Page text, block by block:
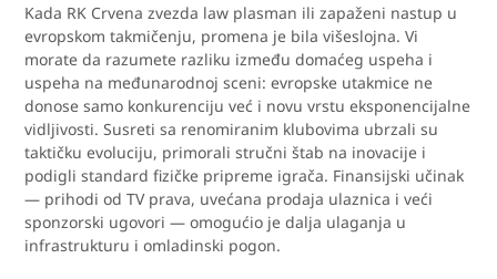
Kada RK Crvena zvezda law plasman ili zapaženi nastup u
evropskom takmičenju, promena je bila višeslojna. Vi
morate da razumete razliku između domaćeg uspeha i
uspeha na međunarodnoj sceni: evropske utakmice ne
donose samo konkurenciju već i novu vrstu eksponencijalne
vidljivosti. Susreti sa renomiranim klubovima ubrzali su
taktičku evoluciju, primorali stručni štab na inovacije i
podigli standard fizičke pripreme igrača. Finansijski učinak
— prihodi od TV prava, uvećana prodaja ulaznica i veći
sponzorski ugovori — omogućio je dalja ulaganja u
infrastrukturu i omladinski pogon.